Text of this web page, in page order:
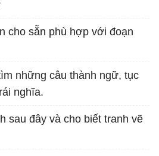
cho sẵn phù hợp với đoạn
những câu thành ngữ, tục
nghĩa.
sau đây và cho biết tranh vẽ